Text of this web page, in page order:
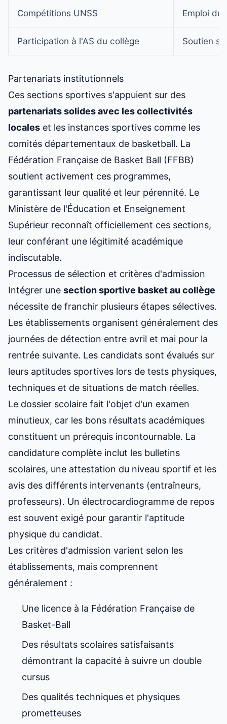
Compétitions UNSS Emploi du
Participation à l'AS du collège Soutien
Partenariats institutionnels
Ces sections sportives s'appuient sur des
partenariats solides avec les collectivités
locales et les instances sportives comme les
comités départementaux de basketball. La
Fédération Française de Basket Ball (FFBB)
soutient activement ces programmes,
garantissant leur qualité et leur pérennité. Le
Ministère de l'Éducation et Enseignement
Supérieur reconnaît officiellement ces sections,
leur conférant une légitimité académique
indiscutable.
Processus de sélection et critères d'admission
Intégrer une section sportive basket au collège
nécessite de franchir plusieurs étapes sélectives.
Les établissements organisent généralement des
journées de détection entre avril et mai pour la
rentrée suivante. Les candidats sont évalués sur
leurs aptitudes sportives lors de tests physiques,
techniques et de situations de match réelles.
Le dossier scolaire fait l'objet d'un examen
minutieux, car les bons résultats académiques
constituent un prérequis incontournable. La
candidature complète inclut les bulletins
scolaires, une attestation du niveau sportif et les
avis des différents intervenants (entraîneurs,
professeurs). Un électrocardiogramme de repos
est souvent exigé pour garantir l'aptitude
physique du candidat.
Les critères d'admission varient selon les
établissements, mais comprennent
généralement :
Une licence à la Fédération Française de
Basket-Ball
Des résultats scolaires satisfaisants
démontrant la capacité à suivre un double
cursus
Des qualités techniques et physiques
prometteuses